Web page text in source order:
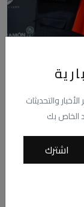
والتحديثات
الخاص بك
اشترك